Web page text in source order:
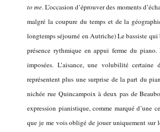
to me. L’occasion d’éprouver des moments
malgré la coupure du temps et de la
longtemps séjourné en Autriche) Le bassiste
présence rythmique en appui ferme du
imposées. L’aisance, une volubilité
représentent plus une surprise de la part du
nichée rue Quincampoix à deux pas de
expression pianistique, comme marqué d’une
que je me vois obligé de jouer uniquement sur